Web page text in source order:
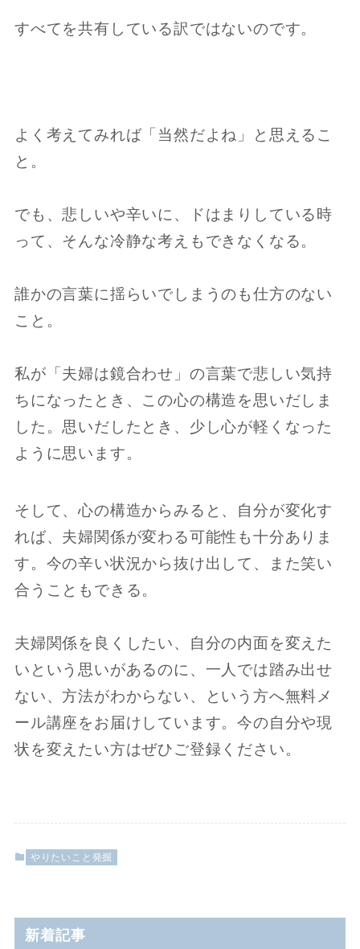
すべてを共有している訳ではないのです。
よく考えてみれば「当然だよね」と思えるこ
と。
でも、悲しいや辛いに、ドはまりしている時
って、そんな冷静な考えもできなくなる。
誰かの言葉に揺らいでしまうのも仕方のない
こと。
私が「夫婦は鏡合わせ」の言葉で悲しい気持
ちになったとき、この心の構造を思いだしま
した。思いだしたとき、少し心が軽くなった
ように思います。
そして、心の構造からみると、自分が変化す
れば、夫婦関係が変わる可能性も十分ありま
す。今の辛い状況から抜け出して、また笑い
合うこともできる。
夫婦関係を良くしたい、自分の内面を変えた
いという思いがあるのに、一人では踏み出せ
ない、方法がわからない、という方へ無料メ
ール講座をお届けしています。今の自分や現
状を変えたい方はぜひご登録ください。
やりたいこと発掘
新着記事